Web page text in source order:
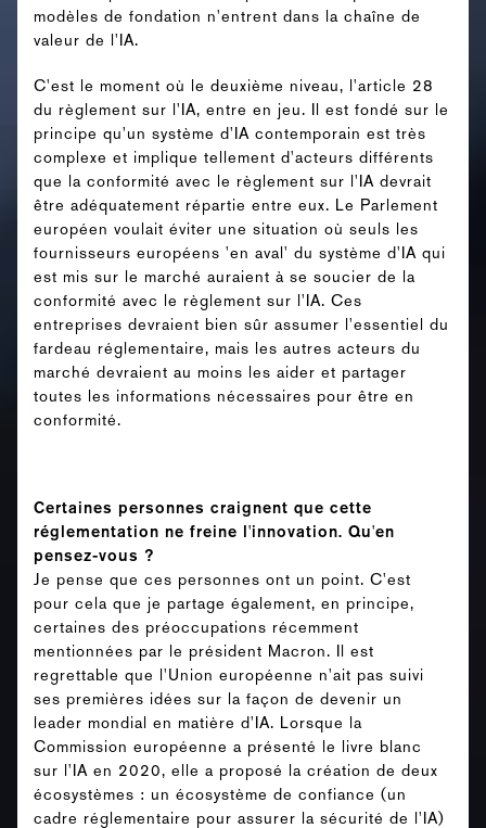
modèles de fondation n'entrent dans la chaîne de
valeur de l'IA.
C'est le moment où le deuxième niveau, l'article 28
du règlement sur l'IA, entre en jeu. Il est fondé sur le
principe qu'un système d'IA contemporain est très
complexe et implique tellement d'acteurs différents
que la conformité avec le règlement sur l'IA devrait
être adéquatement répartie entre eux. Le Parlement
européen voulait éviter une situation où seuls les
fournisseurs européens 'en aval' du système d'IA qui
est mis sur le marché auraient à se soucier de la
conformité avec le règlement sur l'IA. Ces
entreprises devraient bien sûr assumer l'essentiel du
fardeau réglementaire, mais les autres acteurs du
marché devraient au moins les aider et partager
toutes les informations nécessaires pour être en
conformité.
Certaines personnes craignent que cette
réglementation ne freine l'innovation. Qu'en
pensez-vous ?
Je pense que ces personnes ont un point. C'est
pour cela que je partage également, en principe,
certaines des préoccupations récemment
mentionnées par le président Macron. Il est
regrettable que l'Union européenne n'ait pas suivi
ses premières idées sur la façon de devenir un
leader mondial en matière d'IA. Lorsque la
Commission européenne a présenté le livre blanc
sur l'IA en 2020, elle a proposé la création de deux
écosystèmes : un écosystème de confiance (un
cadre réglementaire pour assurer la sécurité de l'IA)